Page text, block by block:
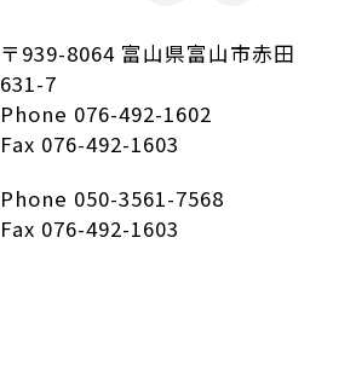
〒939-8064 富山県富山市赤田
631-7
Phone 076-492-1602
Fax 076-492-1603
Phone 050-3561-7568
Fax 076-492-1603